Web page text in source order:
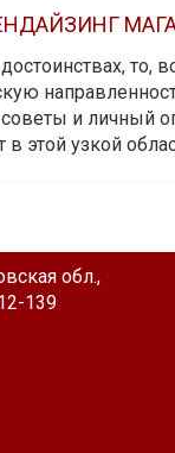
и личный
в этой узкой
обл.,
139